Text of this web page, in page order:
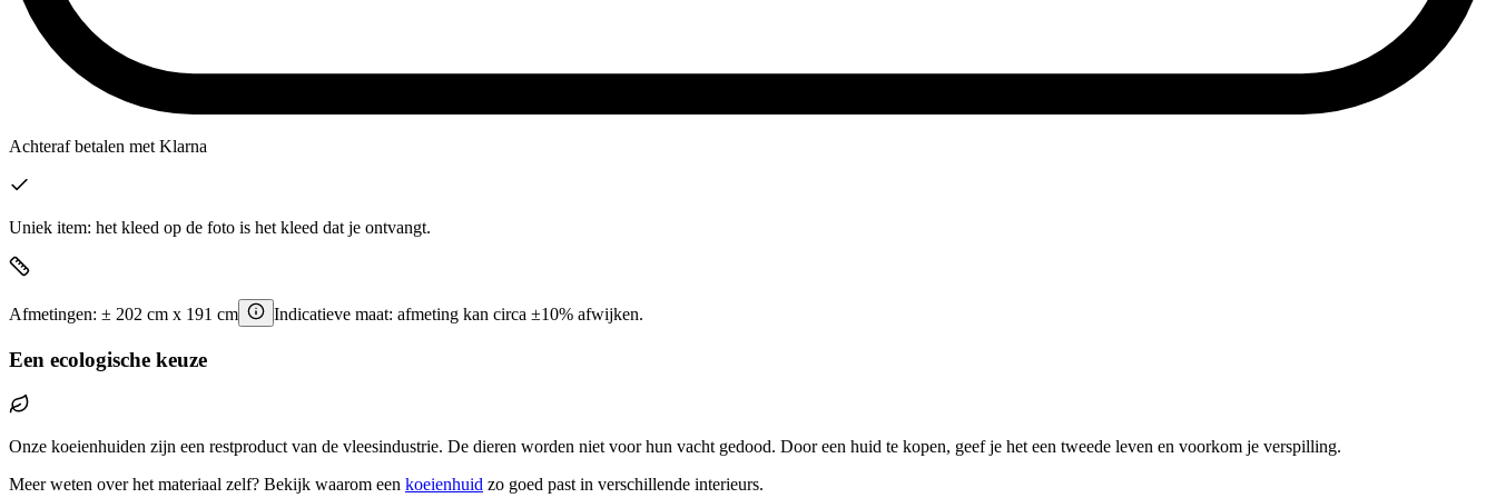
Achteraf betalen met Klarna
Uniek item: het kleed op de foto is het kleed dat je ontvangt.
Afmetingen: ± 202 cm x 191 cm Indicatieve maat: afmeting kan circa ±10% afwijken.
Een ecologische keuze
Onze koeienhuiden zijn een restproduct van de vleesindustrie. De dieren worden niet voor hun vacht gedood. Door een huid te kopen, geef je het een tweede leven en voorkom je verspilling.
Meer weten over het materiaal zelf? Bekijk waarom een koeienhuid zo goed past in verschillende interieurs.